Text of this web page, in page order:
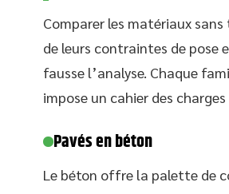
Comparer les matériaux
de leurs contraintes de pose
fausse l’analyse. Chaque
impose un cahier des
Pavés en béton
Le béton offre la palette de